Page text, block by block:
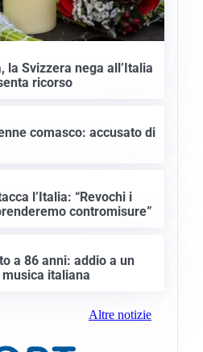
la Svizzera nega all’Italia
ricorso
comasco: accusato di
l’Italia: “Revochi i
contromisure”
a 86 anni: addio a un
italiana
Altre notizie